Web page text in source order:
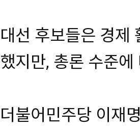
대선 후보들은 경제
했지만, 총론 수준
더불어민주당 이재